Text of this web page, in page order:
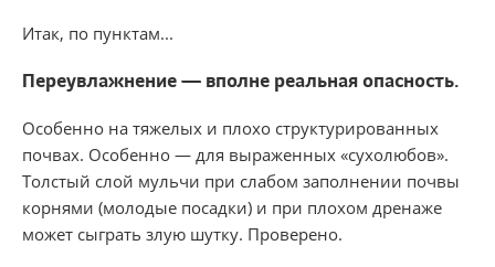
Итак, по пунктам...
Переувлажнение — вполне реальна​я опасность.
Особенно на тяжелых и плохо структурированных
почвах. Особенно — для выраженных «сухолюбов».
Толстый слой мульчи при слабом заполнении почвы
корнями (молодые посадки) и при плохом дренаже
может сыграть злую шутку. Проверено.